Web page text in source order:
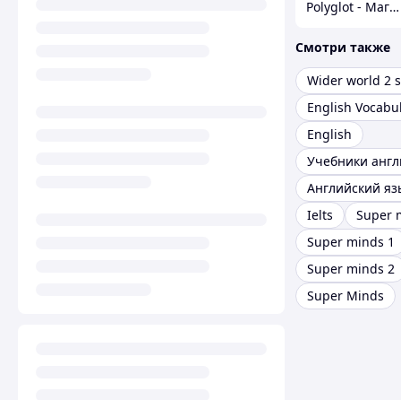
Polyglot - Магазин іноземної літератури
Смотри также
English
Английский
Ielts
Super
Super minds 1
Super minds 2
Super Minds